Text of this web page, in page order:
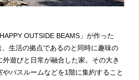
OUTSIDE BEAMS」が作った
生活の拠点であるのと同時に趣味の
遊びと日常が融合した家。その大き
バスルームなどを1階に集約すること